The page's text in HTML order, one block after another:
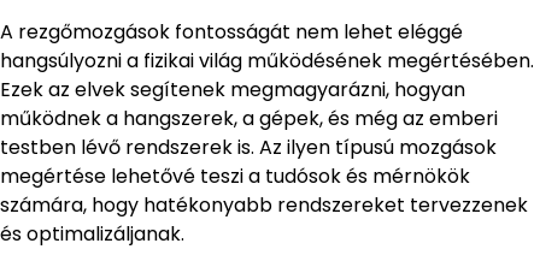
A rezgőmozgások fontosságát nem lehet eléggé
hangsúlyozni a fizikai világ működésének megértésében.
Ezek az elvek segítenek megmagyarázni, hogyan
működnek a hangszerek, a gépek, és még az emberi
testben lévő rendszerek is. Az ilyen típusú mozgások
megértése lehetővé teszi a tudósok és mérnökök
számára, hogy hatékonyabb rendszereket tervezzenek
és optimalizáljanak.